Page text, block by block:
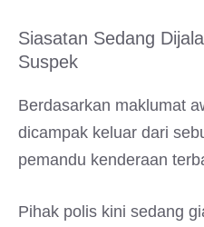
Siasatan Sedang
Suspek
Berdasarkan maklumat
dicampak keluar dari
pemandu kenderaan
Pihak polis kini sedang